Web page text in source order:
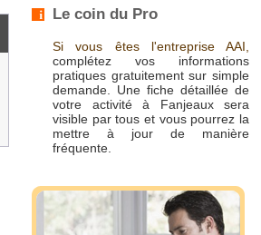
Le coin du Pro
Si vous êtes l'entreprise AAI,
complétez vos informations
pratiques gratuitement sur simple
demande. Une fiche détaillée de
votre activité à Fanjeaux sera
visible par tous et vous pourrez la
mettre à jour de manière
fréquente.